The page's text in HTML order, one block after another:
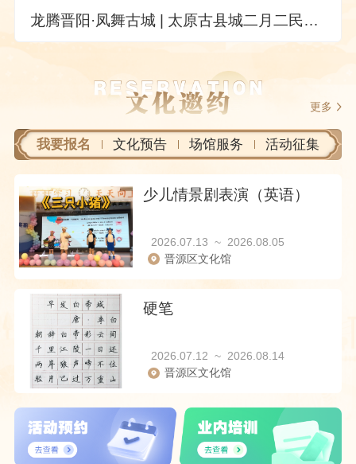
龙腾晋阳·凤舞古城 | 太原古县城二月二民俗盛宴邀您共赴
更多
我要报名 文化预告 场馆服务 活动征集
少儿情景剧表演（英语）
2026.07.13 ~ 2026.08.05
晋源区文化馆
硬笔
2026.07.12 ~ 2026.08.14
晋源区文化馆